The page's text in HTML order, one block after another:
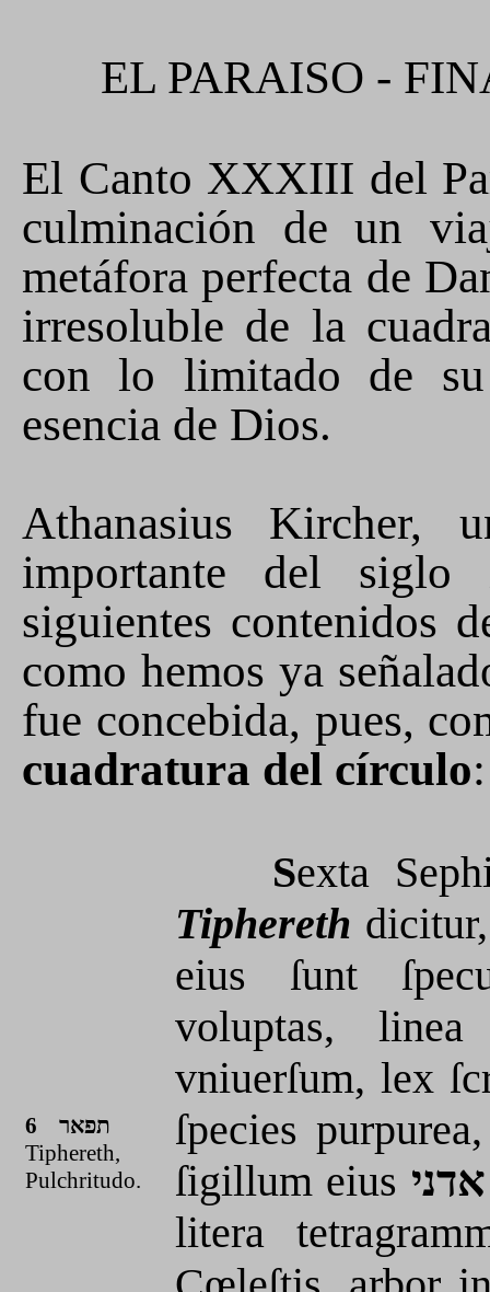
EL PARAISO -
El Canto XXXIII del
culminación de un
metáfora perfecta de
irresoluble de la
con lo limitado de su
esencia de Dios.
Athanasius Kircher,
importante del siglo
siguientes contenidos
como hemos ya
fue concebida, pues,
cuadratura del círculo:
6 תפאר
Tiphereth,
Pulchritudo.
Sexta
Tiphereth
eius ſunt
voluptas,
vniuerſum, lex
ſpecies
ſigillum eius
litera